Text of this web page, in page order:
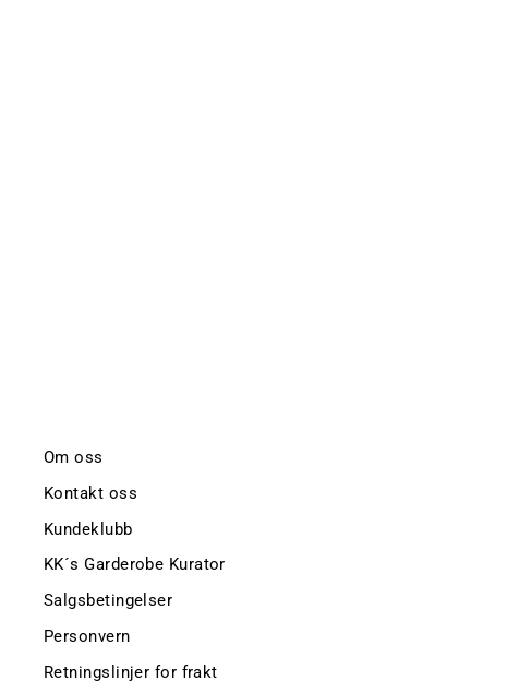
Om oss
Kontakt oss
Kundeklubb
KK´s Garderobe Kurator
Salgsbetingelser
Personvern
Retningslinjer for frakt